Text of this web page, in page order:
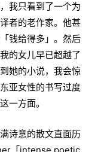
我只看到了一个为
者的老作家。他甚
钱给得多」。然后
的女儿早已超越了
她的小说，我会惊
亚女性的书写过度
一方面。
诗意的散文直面历